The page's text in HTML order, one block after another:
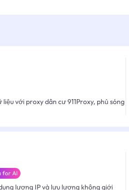
với proxy dân cư 911Proxy, phủ sóng
for AI
lượng IP và lưu lượng không giới